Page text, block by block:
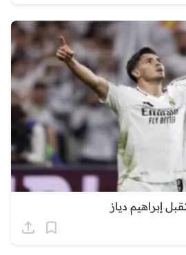
إبراهيم دياز